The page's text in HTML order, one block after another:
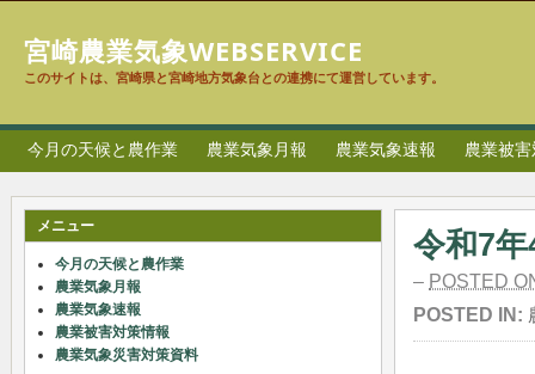
宮崎農業気象WEBSERVICE
このサイトは、宮崎県と宮崎地方気象台との連携にて運営しています。
今月の天候と農作業 農業気象月報 農業気象速報 農業被
令和7
– POSTED
POSTED IN:
メニュー
今月の天候と農作業
農業気象月報
農業気象速報
農業被害対策情報
農業気象災害対策資料